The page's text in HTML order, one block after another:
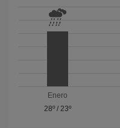
Enero
28º/ 23º